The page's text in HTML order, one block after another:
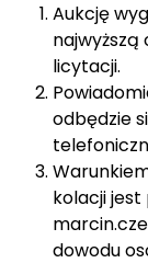
Aukcję
licytacji.
odbędzie
kolacji jest
dowodu